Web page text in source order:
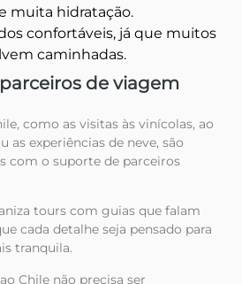
muita hidratação.
confortáveis, já que muitos
caminhadas.
de viagem
como as visitas às vinícolas, ao
as experiências de neve, são
com o suporte de parceiros
tours com guias que falam
cada detalhe seja pensado para
tranquila.
Chile não precisa ser